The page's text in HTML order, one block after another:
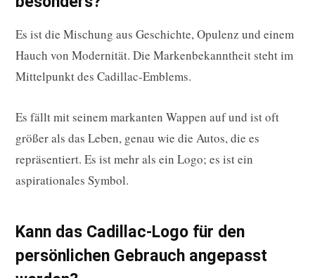
Es ist die Mischung aus Geschichte, Opulenz und einem
Hauch von Modernität. Die Markenbekanntheit steht im
Mittelpunkt des Cadillac-Emblems.
Es fällt mit seinem markanten Wappen auf und ist oft
größer als das Leben, genau wie die Autos, die es
repräsentiert. Es ist mehr als ein Logo; es ist ein
aspirationales Symbol.
Kann das Cadillac-Logo für den
persönlichen Gebrauch angepasst